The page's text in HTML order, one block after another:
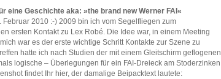
eine Geschichte aka: »the brand new Werner FAI«
2010 :-) 2009 bin ich vom Segelfliegen zum
ersten Kontakt zu Lex Robé. Die Idee war, in einem Meeting
war es der erste wichtige Schritt Kontakte zur Szene zu
hatte ich nach Studien der mit einem Gleitschirm geflogenen
logische – Überlegungen für ein FAI-Dreieck am Stoderzinken
findet Ihr hier, der damalige Beipacktext lautete: